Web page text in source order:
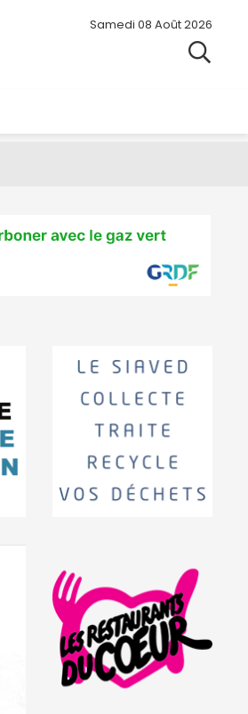
Samedi 08 Août 2026